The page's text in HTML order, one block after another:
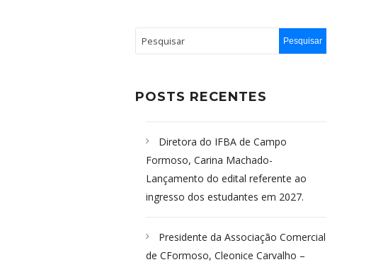
POSTS RECENTES
Diretora do IFBA de Campo
Formoso, Carina Machado-
Lançamento do edital referente ao
ingresso dos estudantes em 2027.
Presidente da Associação Comercial
de CFormoso, Cleonice Carvalho –